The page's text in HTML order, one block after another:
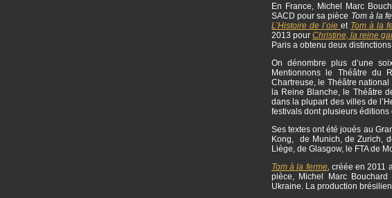
En France, Michel Marc
SACD pour sa pièce Tom à la
L’Histoire de l’oie et Tom à la
2013 pourChristine, la reine
Paris a obtenu deux
On dénombre plus d’une
Mentionnons le Théâtre du
Chartreuse, le Théâtre
la Reine Blanche, le Théâtre
dans la plupart des villes de
festivals dont plusieurs éditions
Ses textes ont été joués au
Kong, de Munich, de Zurich,
Liège, de Glasgow, le FTA de
Tom à la ferme, créée en 2011
pièce, Michel Marc
Ukraine. La production